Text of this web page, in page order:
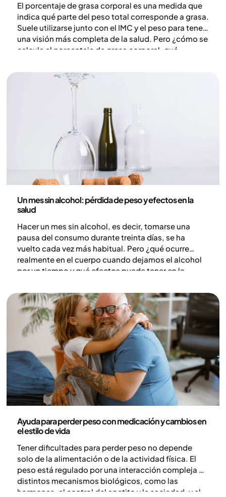
El porcentaje de grasa corporal es una medida que
indica qué parte del peso total corresponde a grasa.
Suele utilizarse junto con el IMC y el peso para tener
una visión más completa de la salud. Pero ¿cómo se
calcula el porcentaje de grasa corporal, qué
realmente esas cifras?
Un mes sin alcohol: pérdida de peso y efectos en la
salud
Hacer un mes sin alcohol, es decir, tomarse una
pausa del consumo durante treinta días, se ha
vuelto cada vez más habitual. Pero ¿qué ocurre
realmente en el cuerpo cuando dejamos el alcohol
por un tiempo y qué efectos puede tener en la
Ayuda para perder peso con medicación y cambios en
el estilo de vida
Tener dificultades para perder peso no depende
solo de la alimentación o de la actividad física. El
peso está regulado por una interacción compleja de
distintos mecanismos biológicos, como las
hormonas, el control del apetito y la saciedad, y el